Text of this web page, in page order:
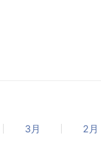
3月 2月